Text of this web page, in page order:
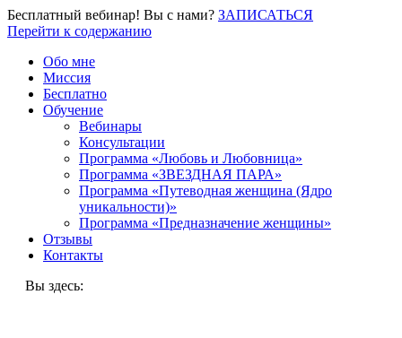
Бесплатный вебинар! Вы с нами? ЗАПИСАТЬСЯ
Перейти к содержанию
Обо мне
Миссия
Бесплатно
Обучение
Вебинары
Консультации
Программа «Любовь и Любовница»
Программа «ЗВЕЗДНАЯ ПАРА»
Программа «Путеводная женщина (Ядро
уникальности)»
Программа «Предназначение женщины»
Отзывы
Контакты
Вы здесь: